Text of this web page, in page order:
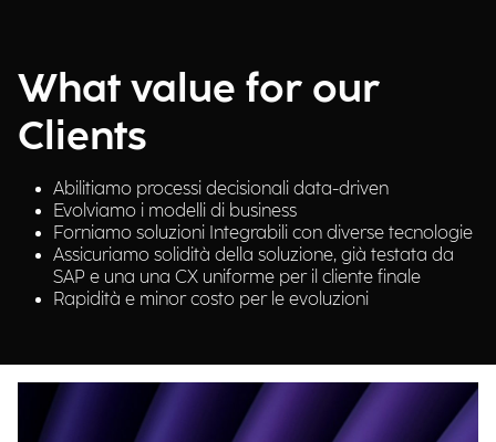
What value for our
Clients
Abilitiamo processi decisionali data-driven
Evolviamo i modelli di business
Forniamo soluzioni Integrabili con diverse tecnologie
Assicuriamo solidità della soluzione, già testata da
SAP e una una CX uniforme per il cliente finale
Rapidità e minor costo per le evoluzioni